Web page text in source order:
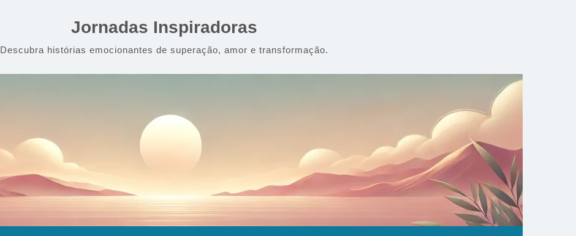
Jornadas Inspiradoras
Descubra histórias emocionantes de superação, amor e transformação.